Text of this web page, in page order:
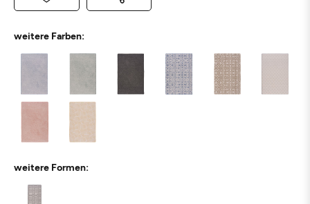
weitere Farben:
weitere Formen: